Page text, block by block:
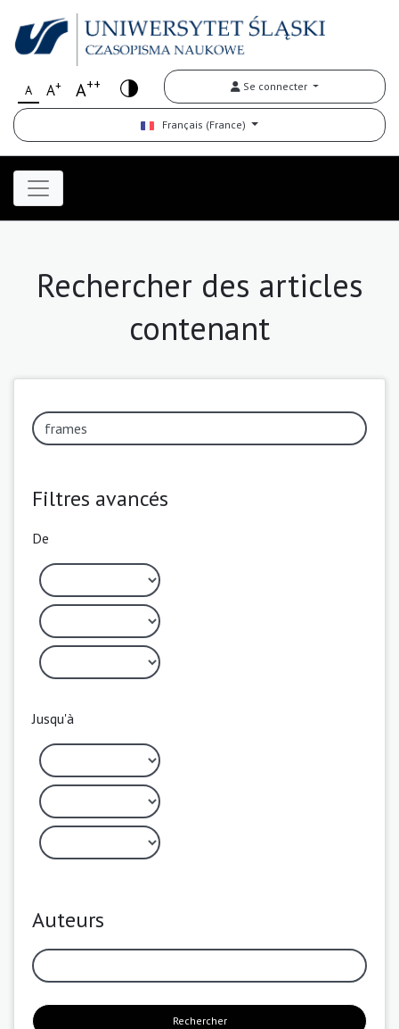
A A+ A++ Se connecter
Français (France)
Rechercher des articles
contenant
Filtres avancés
De
Jusqu'à
Auteurs
Rechercher